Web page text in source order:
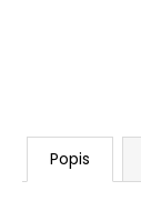
Popis